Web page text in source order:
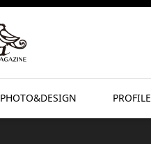
PHOTO&DESIGN PROFILE